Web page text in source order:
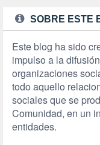
SOBRE ESTE
Este blog ha sido
impulso a la
organizaciones
todo aquello
sociales que se
Comunidad, en un
entidades.